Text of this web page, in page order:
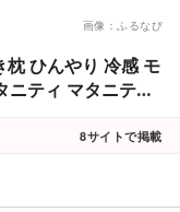
画像：ふるなび
ひんやり 冷感 モ
ニティ マタニティ
すすめ 人気 もちも
8サイトで掲載